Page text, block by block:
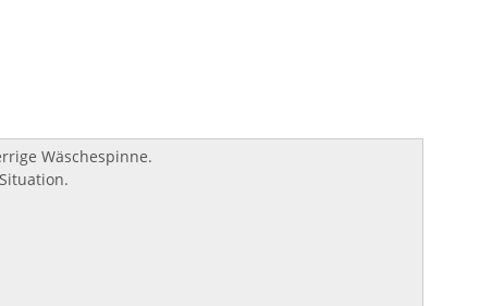
Wäschespinne.